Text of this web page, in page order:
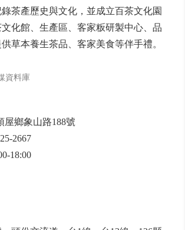
茶產歷史與文化，並成立百茶文化園
化館、生產區、客家粄研製中心、品
草本養生茶品、客家美食等伴手禮。
資料庫
屋鄉象山路188號
2667
18:00